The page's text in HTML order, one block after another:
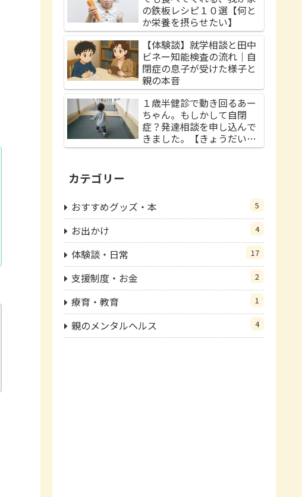
の鉄板レシピ１０選【何と
か栄養を摂らせたい】
【体験談】就学相談と田中
ビネー知能検査の流れ｜自
閉症の息子が受けた様子と
親の本音
１歳半健診で動き回るあー
ちゃん。もしかして自閉
症？発達相談を申し込んで
きました。【きょうだい
児】
カテゴリー
おすすめグッズ・本 5
お出かけ 4
体験談・日常 17
支援制度・お金 2
療育・教育 1
親のメンタルヘルス 4